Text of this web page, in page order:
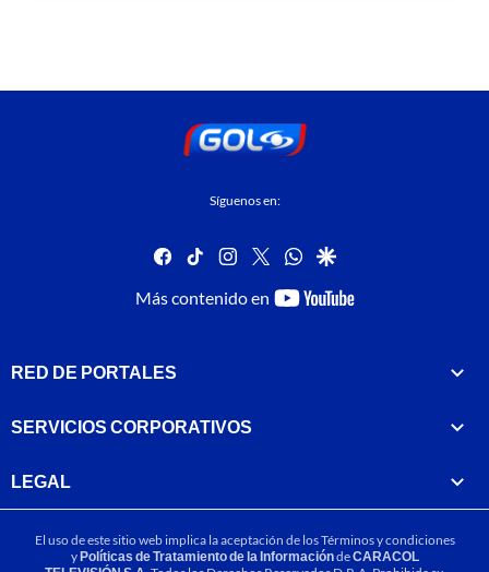
Síguenos en:
facebook
tiktok instagram
twitterwhatsapp
google
Más contenido en
youtube-
RED DE PORTALES
SERVICIOS CORPORATIVOS
LEGAL
El uso de este sitio web implica la aceptación de losTérminos y condiciones
yPolíticas de Tratamiento de la InformacióndeCARACOL